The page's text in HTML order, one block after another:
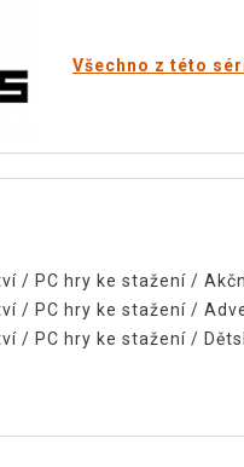
Všechno z této
/ PC hry ke stažení/
/ PC hry ke stažení/
/ PC hry ke stažení/